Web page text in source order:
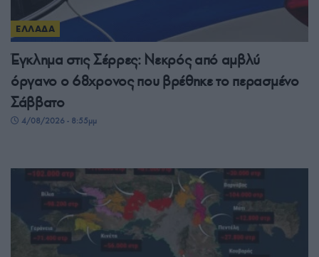
ΕΛΛΑΔΑ
Έγκλημα στις Σέρρες: Νεκρός από αμβλύ
όργανο ο 68χρονος που βρέθηκε το περασμένο
Σάββατο
4/08/2026 - 8:55μμ